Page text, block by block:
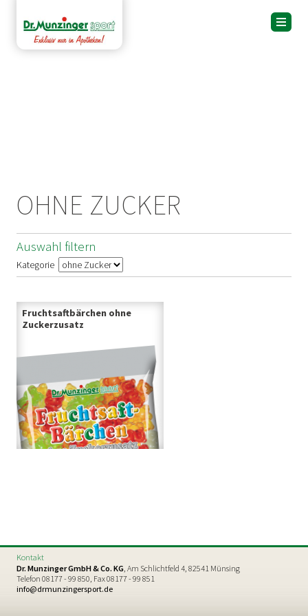
OHNE ZUCKER
Auswahl filtern
Kategorie
Fruchtsaftbärchen ohne
Zuckerzusatz
Kontakt
Dr. Munzinger GmbH & Co. KG, Am Schlichtfeld 4, 82541 Münsing
Telefon 08177 - 99 850, Fax 08177 - 99 851
info@drmunzingersport.de